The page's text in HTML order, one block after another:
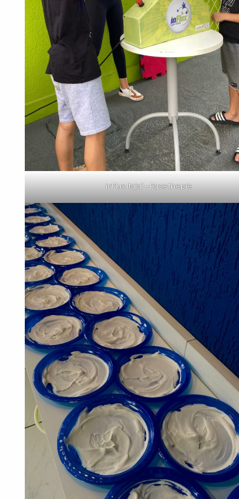
inFlux Itajaí – Face the pie